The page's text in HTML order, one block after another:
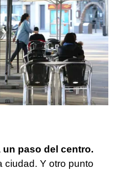
paso del centro.
ciudad. Y otro punto